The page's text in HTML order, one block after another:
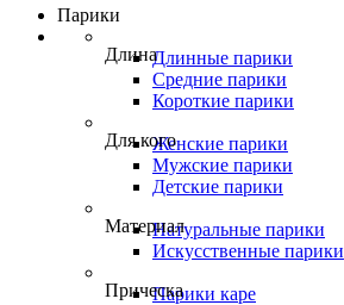
Парики
ДлинаДлинные парики
Средние парики
Короткие парики
Для когоЖенские парики
Мужские парики
Детские парики
МатериалНатуральные парики
Искусственные парики
ПрическаПарики каре